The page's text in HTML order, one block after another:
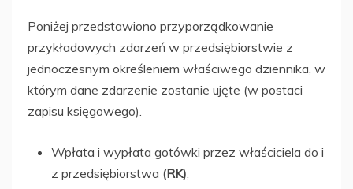
Poniżej przedstawiono przyporządkowanie
przykładowych zdarzeń w przedsiębiorstwie z
jednoczesnym określeniem właściwego dziennika, w
którym dane zdarzenie zostanie ujęte (w postaci
zapisu księgowego).
Wpłata i wypłata gotówki przez właściciela do i
z przedsiębiorstwa (RK)